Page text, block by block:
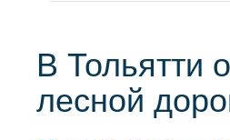
В Тольятти
лесной